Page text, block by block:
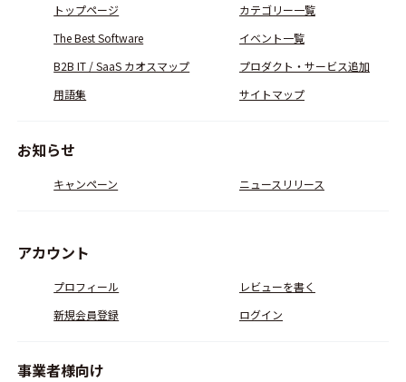
トップページ
カテゴリー一覧
The Best Software
イベント一覧
B2B IT / SaaS カオスマップ
プロダクト・サービス追加
用語集
サイトマップ
お知らせ
キャンペーン ニュースリリース
アカウント
プロフィール
レビューを書く
新規会員登録
ログイン
事業者様向け